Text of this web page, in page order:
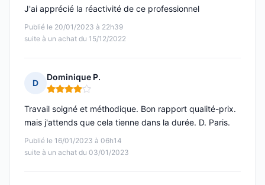
Publié le 20/01/2023 à 22h39
suite à un achat du 15/12/2022
J'ai apprécié la réactivité de ce professionnel
D
Dominique P.
Note : 4 sur 5
Publié le 16/01/2023 à 06h14
suite à un achat du 03/01/2023
Travail soigné et méthodique. Bon rapport qualité-prix.
mais j'attends que cela tienne dans la durée. D. Paris.